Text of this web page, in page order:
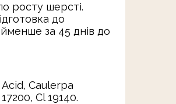
росту шерсті.
до
за 45 днів до
Caulerpa
Cl 19140.